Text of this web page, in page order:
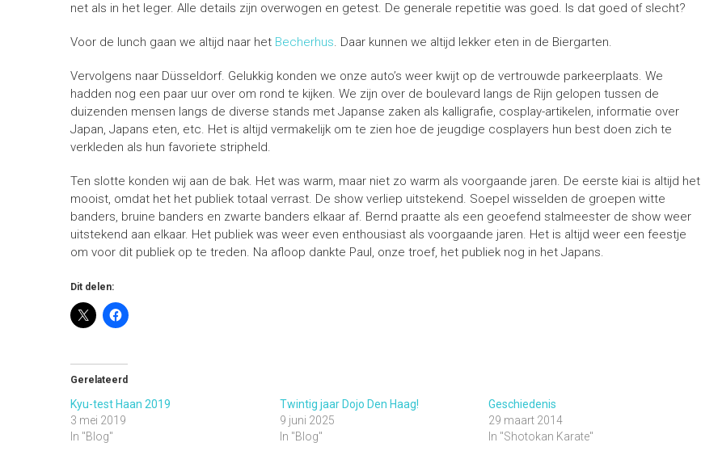
net als in het leger. Alle details zijn overwogen en getest. De generale repetitie was goed. Is dat goed of slecht?
Voor de lunch gaan we altijd naar het Becherhus. Daar kunnen we altijd lekker eten in de Biergarten.
Vervolgens naar Düsseldorf. Gelukkig konden we onze auto’s weer kwijt op de vertrouwde parkeerplaats. We
hadden nog een paar uur over om rond te kijken. We zijn over de boulevard langs de Rijn gelopen tussen de
duizenden mensen langs de diverse stands met Japanse zaken als kalligrafie, cosplay-artikelen, informatie over
Japan, Japans eten, etc. Het is altijd vermakelijk om te zien hoe de jeugdige cosplayers hun best doen zich te
verkleden als hun favoriete stripheld.
Ten slotte konden wij aan de bak. Het was warm, maar niet zo warm als voorgaande jaren. De eerste kiai is altijd het
mooist, omdat het het publiek totaal verrast. De show verliep uitstekend. Soepel wisselden de groepen witte
banders, bruine banders en zwarte banders elkaar af. Bernd praatte als een geoefend stalmeester de show weer
uitstekend aan elkaar. Het publiek was weer even enthousiast als voorgaande jaren. Het is altijd weer een feestje
om voor dit publiek op te treden. Na afloop dankte Paul, onze troef, het publiek nog in het Japans.
Dit delen:
Gerelateerd
Kyu-test Haan 2019
3 mei 2019
In "Blog"
Twintig jaar Dojo Den Haag!
9 juni 2025
In "Blog"
Geschiedenis
29 maart 2014
In "Shotokan Karate"